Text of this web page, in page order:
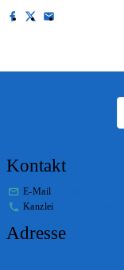
Kontakt
E-Mail
Kanzlei
Adresse